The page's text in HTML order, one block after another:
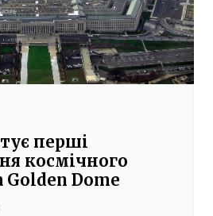
перші
космічного
Dome